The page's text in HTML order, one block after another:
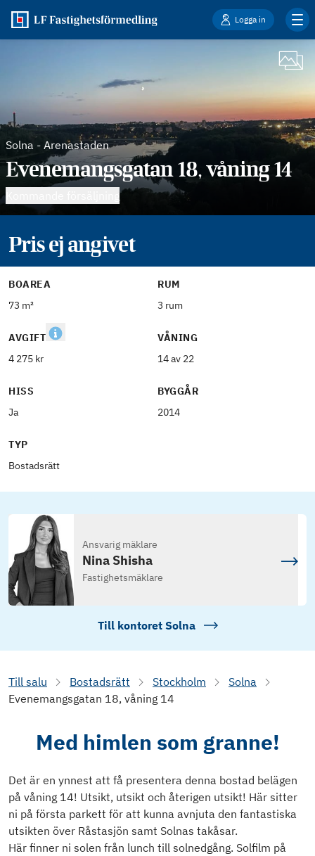
Logga in
Solna - Arenastaden
Evenemangsgatan 18, våning 14
Pris ej angivet
BOAREA
73 m²
RUM
3 rum
AVGIFT
4 275 kr
VÅNING
14 av 22
HISS
Ja
BYGGÅR
2014
TYP
Bostadsrätt
Ansvarig mäklare
Nina Shisha
Fastighetsmäklare
Till kontoret Solna
Till salu Bostadsrätt Stockholm
Solna
Evenemangsgatan 18, våning 14
Med himlen som granne!
Det är en ynnest att få presentera denna bostad belägen
på våning 14! Utsikt, utsikt och återigen utsikt! Här sitter
ni på första parkett för att kunna avnjuta den fantastiska
utsikten över Råstasjön samt Solnas takåsar.
Här finner ni solen från lunch till solnedgång. Solfilm på